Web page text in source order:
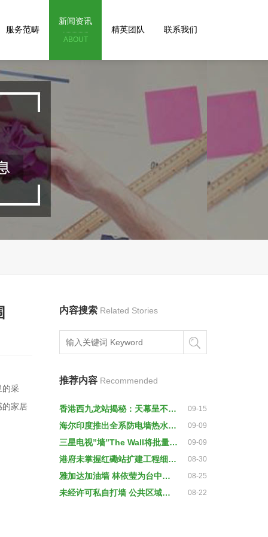
服务范畴
新闻资讯
ABOUT
精英团队 联系我们
的采
的家居
内容搜索 Related Stories
推荐内容 Recommended
香港西九龙站揭秘：天幕呈不规则流线型(图) 09-15
海尔印度推出全系防电墙热水器目标解决当地92%家庭痛点 09-09
三星电视”墙”The Wall将批量面世 09-09
港府未掌握红磡站扩建工程细节 不排除凿墙检查 08-30
雅加达加油墙 林依莹为台中留名 08-25
未经许可私自打墙 公共区域何时恢复？ 08-22